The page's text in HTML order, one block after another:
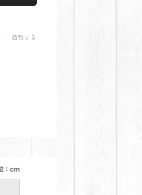
通報する